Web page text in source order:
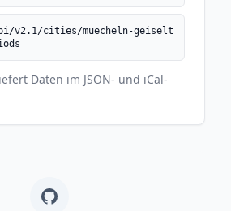
v2.1/cities/muecheln-geiselt
Daten im JSON- und iCal-